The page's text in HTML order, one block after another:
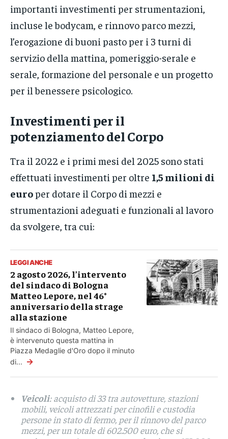
importanti investimenti per strumentazioni,
incluse le bodycam, e rinnovo parco mezzi,
l’erogazione di buoni pasto per i 3 turni di
servizio della mattina, pomeriggio-serale e
serale, formazione del personale e un progetto
per il benessere psicologico.
Investimenti per il
potenziamento del Corpo
Tra il 2022 e i primi mesi del 2025 sono stati
effettuati investimenti per oltre 1,5 milioni di
europer dotare il Corpo di mezzi e
strumentazioni adeguati e funzionali al lavoro
da svolgere, tra cui:
LEGGI ANCHE
2 agosto 2026, l’intervento
del sindaco di Bologna
Matteo Lepore, nel 46°
anniversario della strage
alla stazione
Il sindaco di Bologna, Matteo Lepore,
è intervenuto questa mattina in
Piazza Medaglie d'Oro dopo il minuto
di... →
Veicoli: acquisto di 33 tra autovetture, stazioni
mobili, veicoli attrezzati per cinofili e custodia
persone in stato di fermo, per il rinnovo del parco
mezzi, per un totale di 602.500 euro, che si